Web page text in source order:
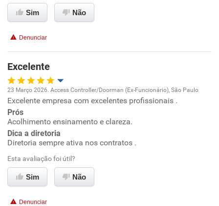
Ambiente de trabalho
Benefícios
Recomenda esta empresa
Recomenda a diretoria
Sim Não
Denunciar
Excelente
Oportunidade de promoção
Ambiente de trabalho
Benefícios
Recomenda esta empresa
23 Março 2026. Access Controller/Doorman (Ex-Funcionário), São Paulo
Excelente empresa com excelentes profissionais .
Prós
Acolhimento ensinamento e clareza.
Dica a diretoria
Diretoria sempre ativa nos contratos .
Esta avaliação foi útil?
Sim Não
Denunciar